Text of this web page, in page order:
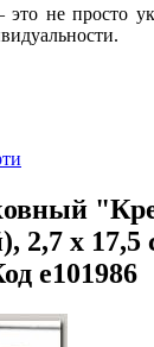
не просто
2,7 х 17,5
e101986